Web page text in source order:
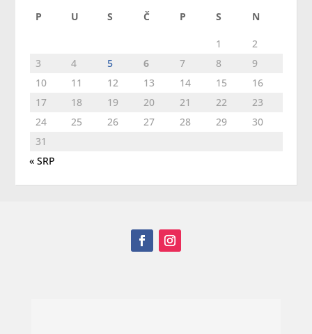
P U S Č P S N
1
2
3
4 5 6 7 8
9
10
11 12 13 14 15
16
17
18 19 20 21 22
23
24
25 26 27 28 29
30
31
« SRP